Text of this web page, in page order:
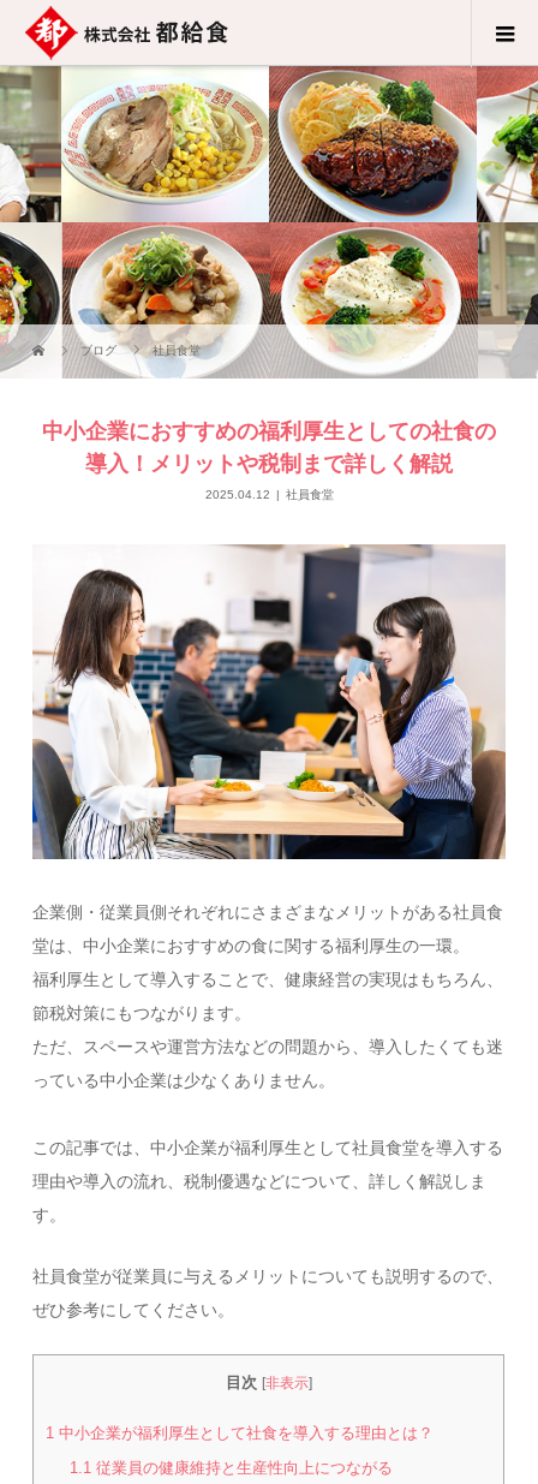
ブログ 社員食堂
中小企業におすすめの福利厚生としての社食の
導入！メリットや税制まで詳しく解説
2025.04.12 社員食堂
企業側・従業員側それぞれにさまざまなメリットがある社員食
堂は、中小企業におすすめの食に関する福利厚生の一環。
福利厚生として導入することで、健康経営の実現はもちろん、
節税対策にもつながります。
ただ、スペースや運営方法などの問題から、導入したくても迷
っている中小企業は少なくありません。
この記事では、中小企業が福利厚生として社員食堂を導入する
理由や導入の流れ、税制優遇などについて、詳しく解説しま
す。
社員食堂が従業員に与えるメリットについても説明するので、
ぜひ参考にしてください。
目次 [非表示]
1 中小企業が福利厚生として社食を導入する理由とは？
1.1 従業員の健康維持と生産性向上につながる